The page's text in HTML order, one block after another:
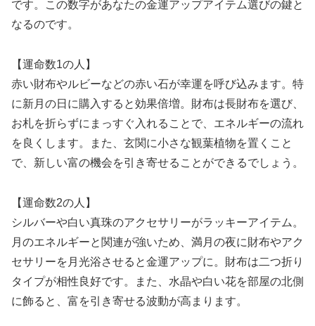
です。この数字があなたの金運アップアイテム選びの鍵と
なるのです。
【運命数1の人】
赤い財布やルビーなどの赤い石が幸運を呼び込みます。特
に新月の日に購入すると効果倍増。財布は長財布を選び、
お札を折らずにまっすぐ入れることで、エネルギーの流れ
を良くします。また、玄関に小さな観葉植物を置くこと
で、新しい富の機会を引き寄せることができるでしょう。
【運命数2の人】
シルバーや白い真珠のアクセサリーがラッキーアイテム。
月のエネルギーと関連が強いため、満月の夜に財布やアク
セサリーを月光浴させると金運アップに。財布は二つ折り
タイプが相性良好です。また、水晶や白い花を部屋の北側
に飾ると、富を引き寄せる波動が高まります。